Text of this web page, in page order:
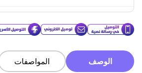
الوصف المواصفات